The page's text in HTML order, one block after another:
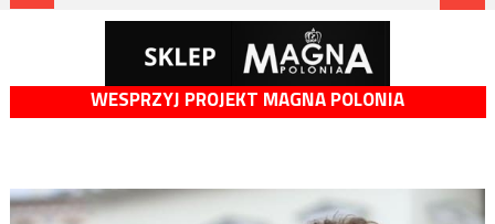
WESPRZYJ PROJEKT MAGNA POLONIA